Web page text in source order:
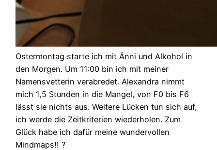
Ostermontag starte ich mit Änni und Alkohol in
den Morgen. Um 11:00 bin ich mit meiner
Namensvetterin verabredet. Alexandra nimmt
mich 1,5 Stunden in die Mangel, von F0 bis F6
lässt sie nichts aus. Weitere Lücken tun sich auf,
ich werde die Zeitkriterien wiederholen. Zum
Glück habe ich dafür meine wundervollen
Mindmaps!! ?